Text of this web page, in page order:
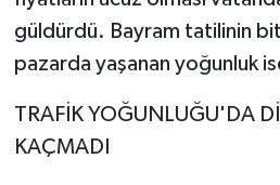
güldürdü. Bayram tatilinin
pazarda yaşanan yoğunluk
TRAFİK YOĞUNLUĞU'DA
KAÇMADI